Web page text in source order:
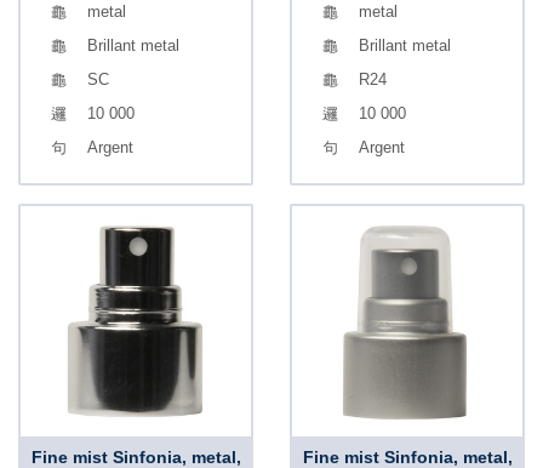
metal
Brillant metal
SC
10 000
Argent
metal
Brillant metal
R24
10 000
Argent
Fine mist Sinfonia, metal,
Fine mist Sinfonia, metal,